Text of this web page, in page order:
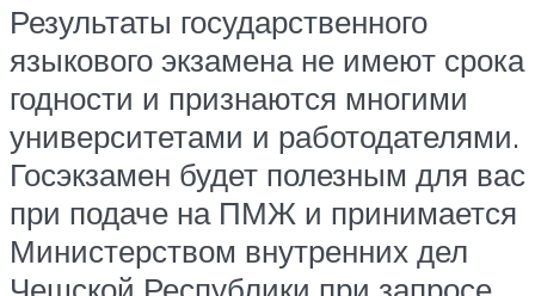
Результаты государственного
языкового экзамена не имеют срока
годности и признаются многими
университетами и работодателями.
Госэкзамен будет полезным для вас
при подаче на ПМЖ и принимается
Министерством внутренних дел
Чешской Республики при запросе